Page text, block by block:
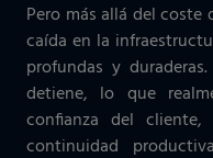
Pero más allá del coste
caída en la
profundas y
detiene, lo que
confianza del
continuidad